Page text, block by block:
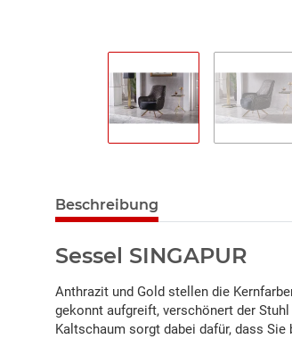
Beschreibung
Sessel SINGAPUR
Anthrazit und Gold stellen die
gekonnt aufgreift, verschönert der
Kaltschaum sorgt dabei dafür, dass